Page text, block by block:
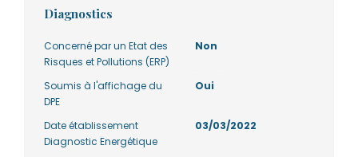
Diagnostics
Concerné par un Etat des
Risques et Pollutions (ERP)
Non
Soumis à l'affichage du
DPE
Oui
Date établissement
Diagnostic Energétique
03/03/2022